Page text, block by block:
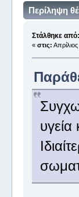
Περίληψη
Στάλθηκε
« στις:
υγεία